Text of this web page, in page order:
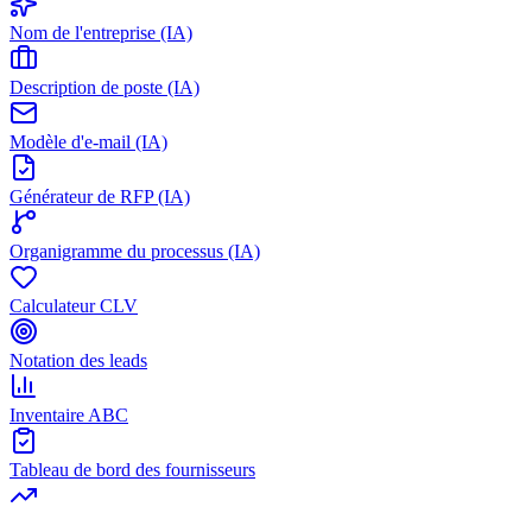
Nom de l'entreprise (IA)
Description de poste (IA)
Modèle d'e-mail (IA)
Générateur de RFP (IA)
Organigramme du processus (IA)
Calculateur CLV
Notation des leads
Inventaire ABC
Tableau de bord des fournisseurs